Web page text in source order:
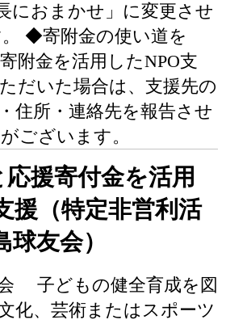
におまかせ」に変更させ
◆寄附金の使い道を
附金を活用したNPO支
だいた場合は、支援先の
住所・連絡先を報告させ
ございます。
援寄付金を活用
援（特定非営利活
友会）
子どもの健全育成を図
化、芸術またはスポーツ